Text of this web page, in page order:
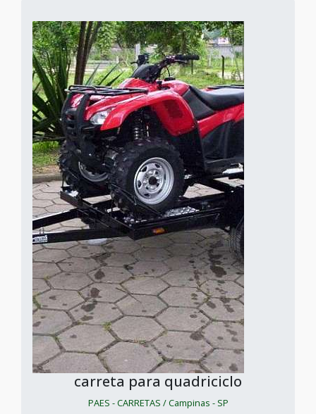
carreta para quadriciclo
PAES - CARRETAS / Campinas - SP